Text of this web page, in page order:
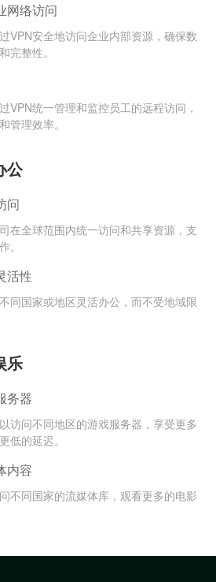
网络访问
VPN安全地访问企业内部资源，确保数
完整性。
VPN统一管理和监控员工的远程访问，
管理效率。
公
问
在全球范围内统一访问和共享资源，支
。
活性
同国家或地区灵活办公，而不受地域限
乐
务器
访问不同地区的游戏服务器，享受更多
低的延迟。
内容
不同国家的流媒体库，观看更多的电影